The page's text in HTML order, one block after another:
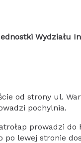
Wydziału
od strony ul.
pochylnia.
prowadzi
lewej stronie